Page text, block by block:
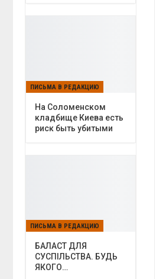
ПИСЬМА В РЕДАКЦИЮ
На Соломенском
кладбище Киева есть
риск быть убитыми
ПИСЬМА В РЕДАКЦИЮ
БАЛАСТ ДЛЯ
СУСПІЛЬСТВА. БУДЬ
ЯКОГО…